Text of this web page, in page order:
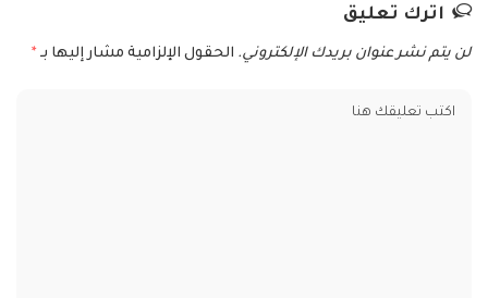
اترك تعليق
لن يتم نشر عنوان بريدك الإلكتروني. الحقول الإلزامية مشار إليها بـ *